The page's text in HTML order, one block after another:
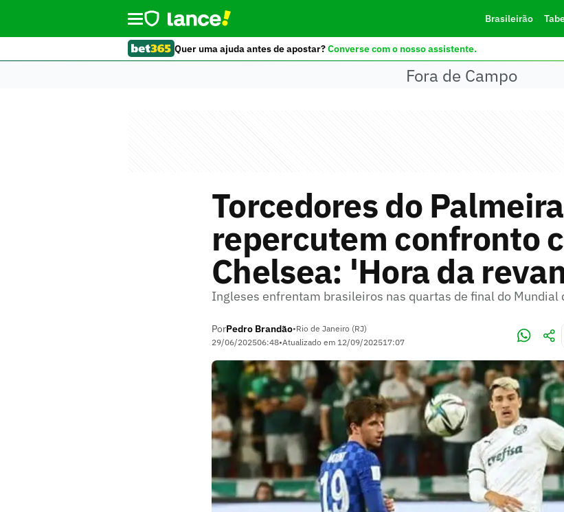
Brasileirão
Quer uma ajuda antes de apostar?Converse com o nosso assistente.
Fora de Campo
Torcedores do
repercutem confronto
Chelsea: 'Hora da
Ingleses enfrentam brasileiros nas quartas de final do Mundial
PorPedro Brandão•Rio de Janeiro (RJ)
29/06/202506:48•Atualizado em 12/09/202517:07